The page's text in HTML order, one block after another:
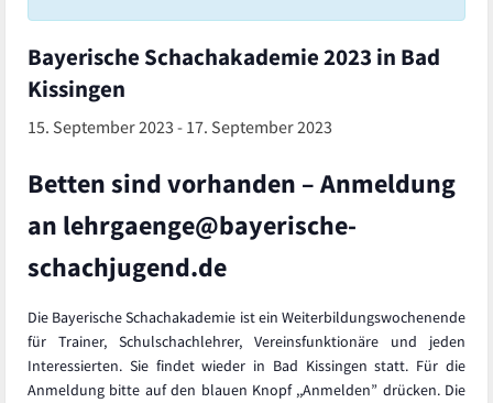
Bayerische Schachakademie 2023 in Bad
Kissingen
15. September 2023 - 17. September 2023
Betten sind vorhanden – Anmeldung
an lehrgaenge@bayerische-
schachjugend.de
Die Bayerische Schachakademie ist ein Weiterbildungswochenende
für Trainer, Schulschachlehrer, Vereinsfunktionäre und jeden
Interessierten. Sie findet wieder in Bad Kissingen statt. Für die
Anmeldung bitte auf den blauen Knopf ,,Anmelden” drücken. Die